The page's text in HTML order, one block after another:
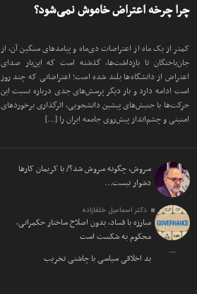
چرا چرخه اعتراض خاموش نمی‌شود؟
کمتر از یک ماه از اعتراضات دی‌ماه و پیامد‌های سنگین آن، از
جان‌باختگان تا بازداشت‌ها، گذشته است که این‌بار صدای
اعتراض از دانشگاه‌ها بلند شده است؛ اعتراضاتی که چند روز
است ادامه دارد و بار دیگر پرسش‌های جدی درباره نسبت این
حرکت‌ها با جنبش‌های پیشین دانشجویی، اثرگذاری برخورد‌های
امنیتی و چشم‌انداز پیش‌روی جامعه ایران را […]
سروش، چگونه سروش شد؟/ با کریمان کارها
دشوار نیست…
دکتر اسماعیل خلفازاده
مبارزه با فساد، بدون اصلاح ساختار حکمرانی،
محکوم به شکست است
بد اخلاقی سیاسی با چاشنی تخریب